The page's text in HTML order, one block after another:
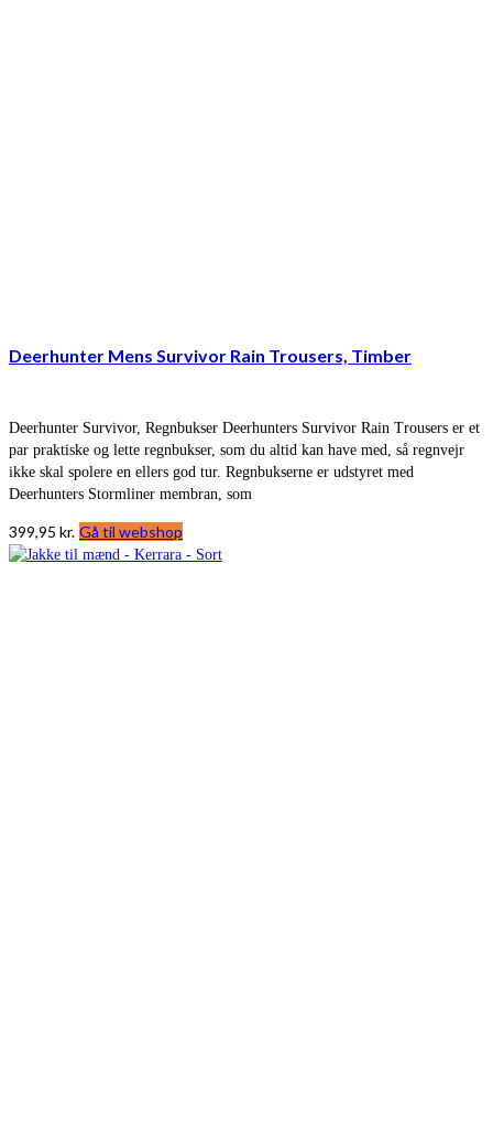
Deerhunter Mens Survivor Rain Trousers, Timber
Deerhunter Survivor, Regnbukser Deerhunters Survivor Rain Trousers er et
par praktiske og lette regnbukser, som du altid kan have med, så regnvejr
ikke skal spolere en ellers god tur. Regnbukserne er udstyret med
Deerhunters Stormliner membran, som
399,95 kr. Gå til webshop